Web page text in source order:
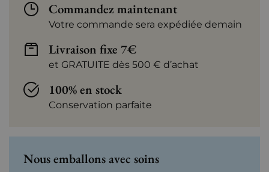
Commandez maintenant
Votre commande sera expédiée demain
Livraison fixe 7€
et GRATUITE dès 500 € d’achat
100% en stock
Conservation parfaite
Nous emballons avec soins